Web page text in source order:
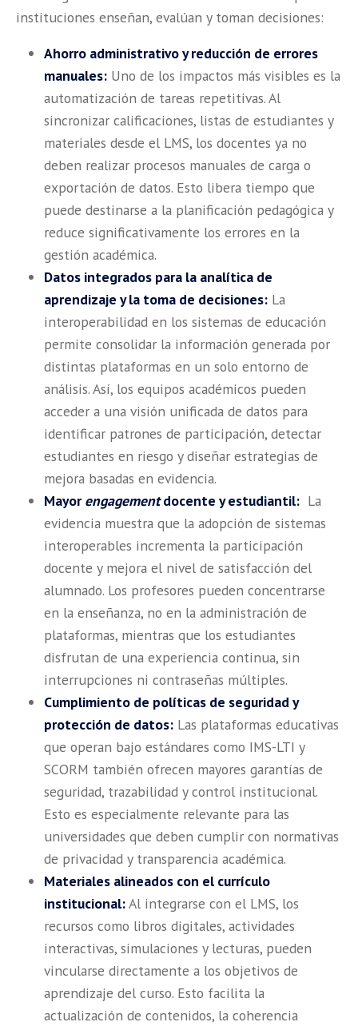
instituciones enseñan, evalúan y toman decisiones:
Ahorro administrativo y reducción de errores
manuales: Uno de los impactos más visibles es la
automatización de tareas repetitivas. Al
sincronizar calificaciones, listas de estudiantes y
materiales desde el LMS, los docentes ya no
deben realizar procesos manuales de carga o
exportación de datos. Esto libera tiempo que
puede destinarse a la planificación pedagógica y
reduce significativamente los errores en la
gestión académica.
Datos integrados para la analítica de
aprendizaje y la toma de decisiones: La
interoperabilidad en los sistemas de educación
permite consolidar la información generada por
distintas plataformas en un solo entorno de
análisis. Así, los equipos académicos pueden
acceder a una visión unificada de datos para
identificar patrones de participación, detectar
estudiantes en riesgo y diseñar estrategias de
mejora basadas en evidencia.
Mayorengagementdocente y estudiantil: La
evidencia muestra que la adopción de sistemas
interoperables incrementa la participación
docente y mejora el nivel de satisfacción del
alumnado. Los profesores pueden concentrarse
en la enseñanza, no en la administración de
plataformas, mientras que los estudiantes
disfrutan de una experiencia continua, sin
interrupciones ni contraseñas múltiples.
Cumplimiento de políticas de seguridad y
protección de datos: Las plataformas educativas
que operan bajo estándares como IMS-LTI y
SCORM también ofrecen mayores garantías de
seguridad, trazabilidad y control institucional.
Esto es especialmente relevante para las
universidades que deben cumplir con normativas
de privacidad y transparencia académica.
Materiales alineados con el currículo
institucional:Al integrarse con el LMS, los
recursos como libros digitales, actividades
interactivas, simulaciones y lecturas, pueden
vincularse directamente a los objetivos de
aprendizaje del curso. Esto facilita la
actualización de contenidos, la coherencia